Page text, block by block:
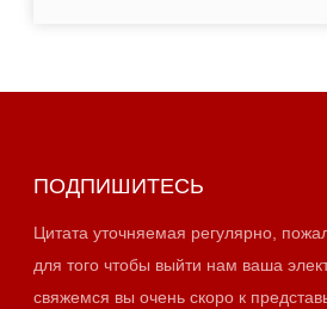
ПОДПИШИТЕСЬ
Цитата уточняемая регулярно,
для того чтобы выйти нам ваша
свяжемся вы очень